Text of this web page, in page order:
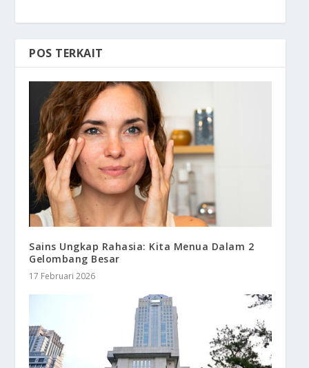
POS TERKAIT
Sains Ungkap Rahasia: Kita Menua Dalam 2
Gelombang Besar
17 Februari 2026